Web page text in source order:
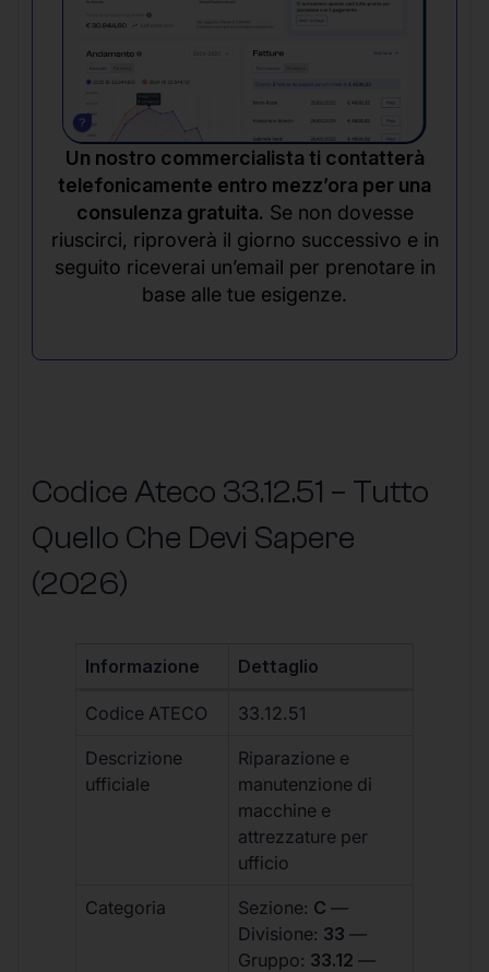
Un nostro commercialista ti contatterà
telefonicamente entro mezz’ora per una
consulenza gratuita. Se non dovesse
riuscirci, riproverà il giorno successivo e in
seguito riceverai un’email per prenotare in
base alle tue esigenze.
Codice Ateco 33.12.51 – Tutto
Quello Che Devi Sapere
(2026)
Informazione Dettaglio
Codice ATECO 33.12.51
Descrizione
ufficiale
Riparazione e
manutenzione di
macchine e
attrezzature per
ufficio
Categoria Sezione: C —
Divisione: 33 —
Gruppo: 33.12 —